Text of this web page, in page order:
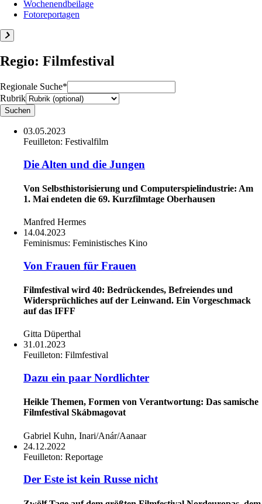
Wochenendbeilage
Fotoreportagen
Regio: Filmfestival
Regionale Suche*
Rubrik
03.05.2023
Feuilleton: Festivalfilm
Die Alten und die Jungen
Von Selbsthistorisierung und Computerspielindustrie: Am
1. Mai endeten die 69. Kurzfilmtage Oberhausen
Manfred Hermes
14.04.2023
Feminismus: Feministisches Kino
Von Frauen für Frauen
Filmfestival wird 40: Bedrückendes, Befreiendes und
Widersprüchliches auf der Leinwand. Ein Vorgeschmack
auf das IFFF
Gitta Düperthal
31.01.2023
Feuilleton: Filmfestival
Dazu ein paar Nordlichter
Heikle Themen, Formen von Verantwortung: Das samische
Filmfestival Skábmagovat
Gabriel Kuhn, Inari/Anár/Aanaar
24.12.2022
Feuilleton: Reportage
Der Este ist kein Russe nicht